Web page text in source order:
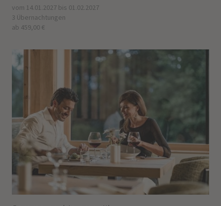
vom 14.01.2027 bis 01.02.2027
3 Übernachtungen
ab 459,00 €